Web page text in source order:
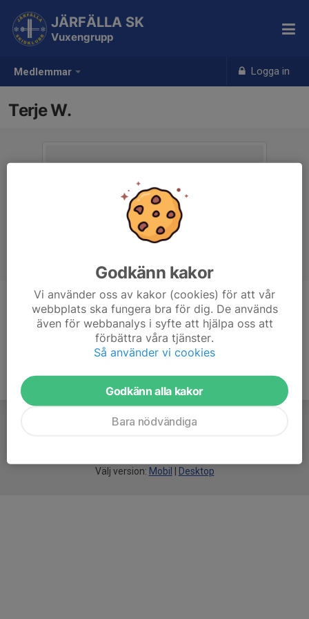
Medlemmar Logga in
JÄRFÄLLA SK
Vuxengrupp
Terje W.
Ålder 48 år
Välj version: Mobil Desktop
Godkänn kakor
Vi använder oss av kakor (cookies) för att vår
webbplats ska fungera bra för dig. De används
även för webbanalys i syfte att hjälpa oss att
förbättra våra tjänster.
Så använder vi cookies
Godkänn alla kakor
Bara nödvändiga